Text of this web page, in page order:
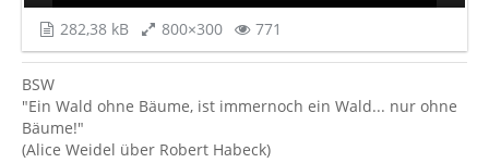
282,38 kB 800×300 771
BSW
"Ein Wald ohne Bäume, ist immernoch ein Wald... nur ohne
Bäume!"
(Alice Weidel über Robert Habeck)